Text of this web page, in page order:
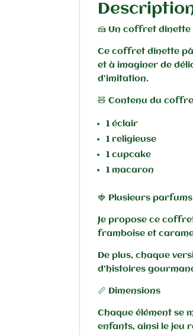
🍰 Un coffret
Ce coffret dînette
et à imaginer de
d’imitation.
🧸 Contenu du
1 éclair
1 religieuse
1 cupcake
1 macaron
🍓 Plusieurs
Je propose ce
framboise et
De plus, chaque
d’histoires
📏 Dimensions
Chaque élément se
enfants, ainsi le jeu